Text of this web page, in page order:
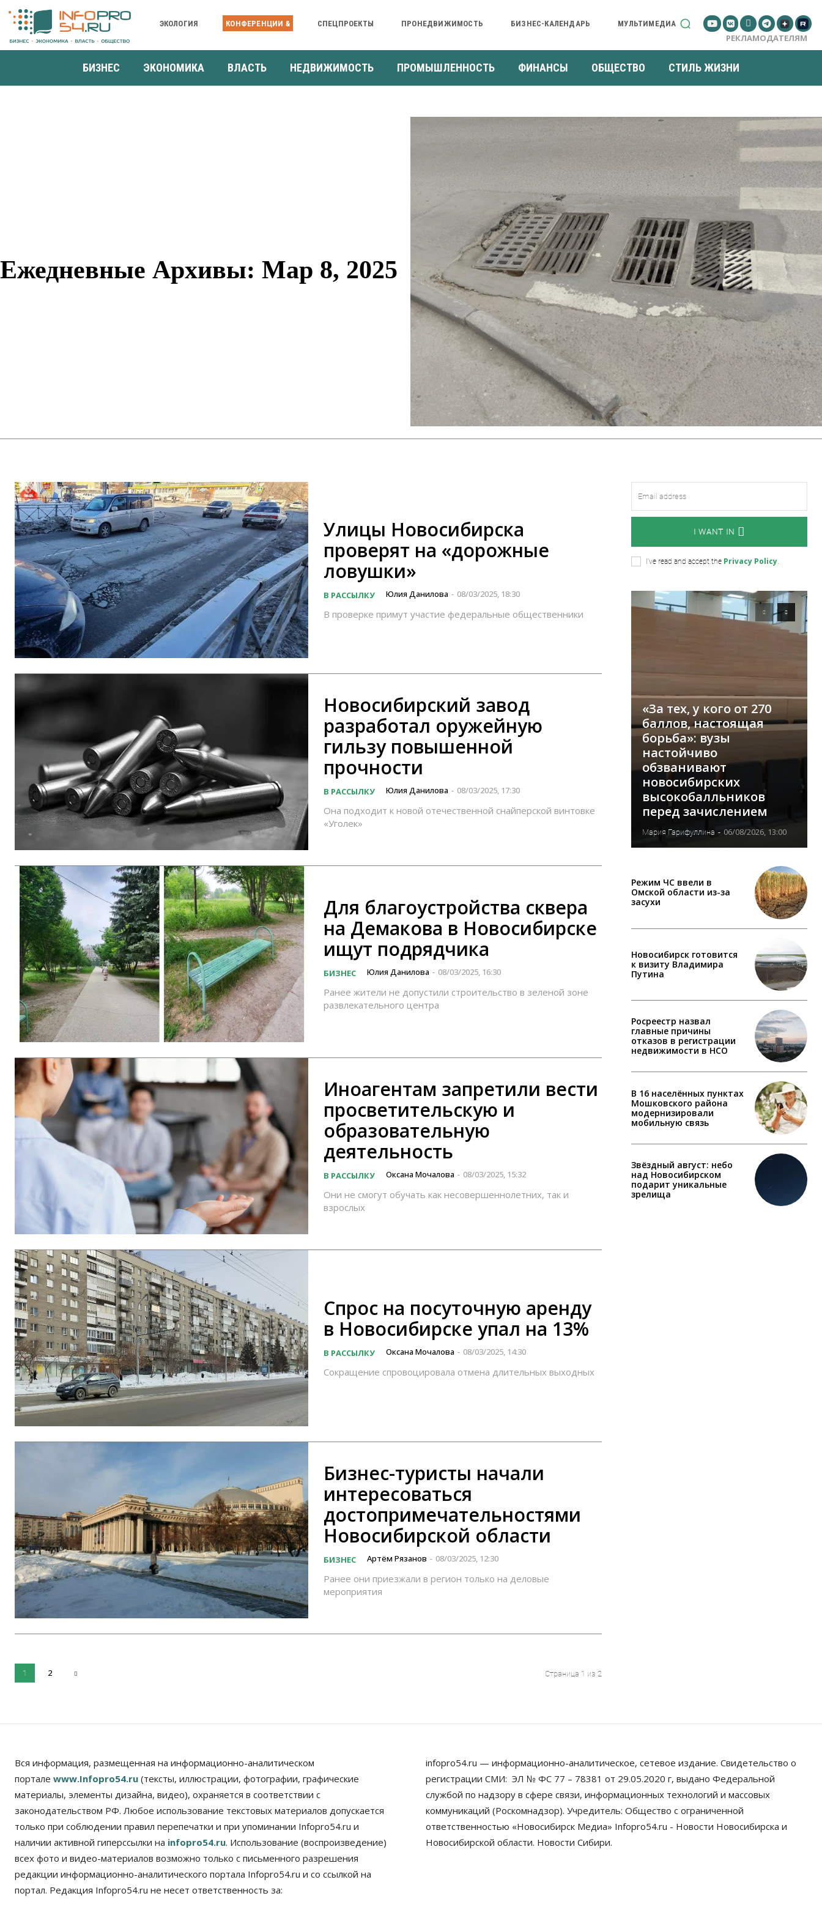
ЭКОЛОГИЯ КОНФЕРЕНЦИИ & СПЕЦПРОЕКТЫ ПРОНЕДВИЖИМОСТЬ БИЗНЕС-КАЛЕНДАРЬ МУЛЬТИМЕДИА
РЕКЛАМОДАТЕЛЯМ
БИЗНЕС ЭКОНОМИКА ВЛАСТЬ НЕДВИЖИМОСТЬ ПРОМЫШЛЕННОСТЬ ФИНАНСЫ ОБЩЕСТВО СТИЛЬ ЖИЗНИ
Ежедневные Архивы: Мар 8, 2025
Улицы Новосибирска
проверят на «дорожные
ловушки»
В РАССЫЛКУ Юлия Данилова - 08/03/2025, 18:30
В проверке примут участие федеральные общественники
Новосибирский завод
разработал оружейную
гильзу повышенной
прочности
В РАССЫЛКУ Юлия Данилова - 08/03/2025, 17:30
Она подходит к новой отечественной снайперской винтовке
«Уголек»
Для благоустройства сквера
на Демакова в Новосибирске
ищут подрядчика
БИЗНЕС Юлия Данилова - 08/03/2025, 16:30
Ранее жители не допустили строительство в зеленой зоне
развлекательного центра
Иноагентам запретили вести
просветительскую и
образовательную
деятельность
В РАССЫЛКУ Оксана Мочалова - 08/03/2025, 15:32
Они не смогут обучать как несовершеннолетних, так и
взрослых
Спрос на посуточную аренду
в Новосибирске упал на 13%
В РАССЫЛКУ Оксана Мочалова - 08/03/2025, 14:30
Сокращение спровоцировала отмена длительных выходных
Бизнес-туристы начали
интересоваться
достопримечательностями
Новосибирской области
БИЗНЕС Артём Рязанов - 08/03/2025, 12:30
Ранее они приезжали в регион только на деловые
мероприятия
1 2 Страница 1 из 2
I WANT IN
I've read and accept the Privacy Policy
«За тех, у кого от 270
баллов, настоящая
борьба»: вузы
настойчиво
обзванивают
новосибирских
высокобалльников
перед зачислением
Мария Гарифуллина - 06/08/2026, 13:00
Режим ЧС ввели в
Омской области из-за
засухи
Новосибирск готовится
к визиту Владимира
Путина
Росреестр назвал
главные причины
отказов в регистрации
недвижимости в НСО
В 16 населённых пунктах
Мошковского района
модернизировали
мобильную связь
Звёздный август: небо
над Новосибирском
подарит уникальные
зрелища
Вся информация, размещенная на информационно-аналитическом
портале www.Infopro54.ru (тексты, иллюстрации, фотографии, графические
материалы, элементы дизайна, видео), охраняется в соответствии с
законодательством РФ. Любое использование текстовых материалов допускается
только при соблюдении правил перепечатки и при упоминании Infopro54.ru и
наличии активной гиперссылки на infopro54.ru. Использование (воспроизведение)
всех фото и видео-материалов возможно только с письменного разрешения
редакции информационно-аналитического портала Infopro54.ru и со ссылкой на
портал. Редакция Infopro54.ru не несет ответственность за:
infopro54.ru — информационно-аналитическое, сетевое издание. Свидетельство о
регистрации СМИ: ЭЛ № ФС 77 – 78381 от 29.05.2020 г, выдано Федеральной
службой по надзору в сфере связи, информационных технологий и массовых
коммуникаций (Роскомнадзор). Учредитель: Общество с ограниченной
ответственностью «Новосибирск Медиа» Infopro54.ru - Новости Новосибирска и
Новосибирской области. Новости Сибири.